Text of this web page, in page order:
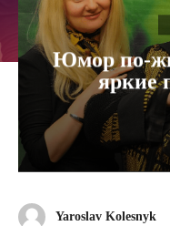
Юмор по-
яркие
Yaroslav Kolesnyk